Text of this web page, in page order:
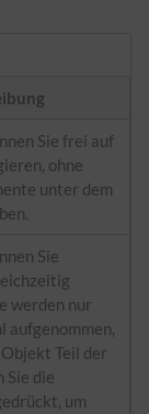
Sie frei auf
ohne
unter dem
Sie
werden nur
aufgenommen,
Teil der
Sie die
um